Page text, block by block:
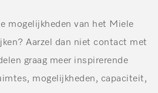
mogelijkheden van het Miele
Aarzel dan niet contact met
graag meer inspirerende
mogelijkheden, capaciteit,